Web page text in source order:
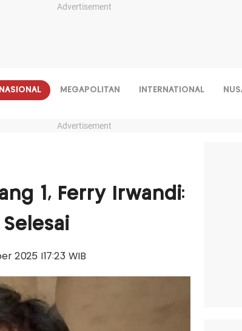
Advertisement
NASIONAL MEGAPOLITAN INTERNATIONAL
Advertisement
1, Ferry Irwandi:
2025 |17:23 WIB